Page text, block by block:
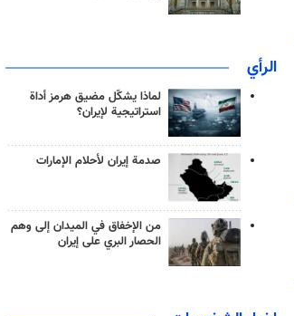
الرأي
لماذا يشكّل مضيق هرمز أداة
استراتيجية لإيران؟
صدمة إيران لأحلام الإمارات
من الإخفاق في الميدان إلى وهم
الحصار البري على إيران